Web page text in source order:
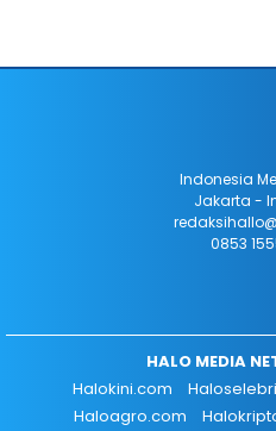
Indonesia
Jakarta -
0853
HALO MEDIA
Halokini.com
Haloagro.com